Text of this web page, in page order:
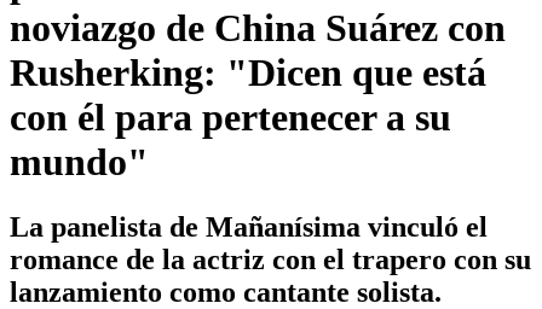
noviazgo de China Suárez con
Rusherking: "Dicen que está
con él para pertenecer a su
mundo"
La panelista de Mañanísima vinculó el
romance de la actriz con el trapero con su
lanzamiento como cantante solista.